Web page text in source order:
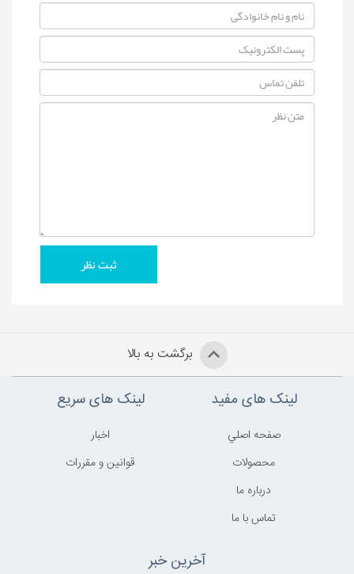
برگشت به بالا
لینک های مفید
صفحه اصلي
محصولات
درباره ما
تماس با ما
لینک های سریع
اخبار
قوانين و مقررات
آخرین خبر